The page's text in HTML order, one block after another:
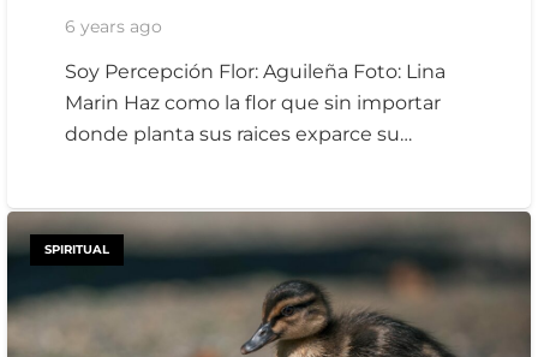
6 years ago
Soy Percepción Flor: Aguileña Foto: Lina
Marin Haz como la flor que sin importar
donde planta sus raices exparce su…
SPIRITUAL